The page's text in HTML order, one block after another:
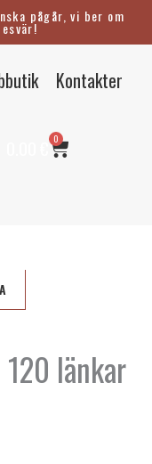
pågår, vi ber om
Kontakter
0
Varukorg
120 länkar